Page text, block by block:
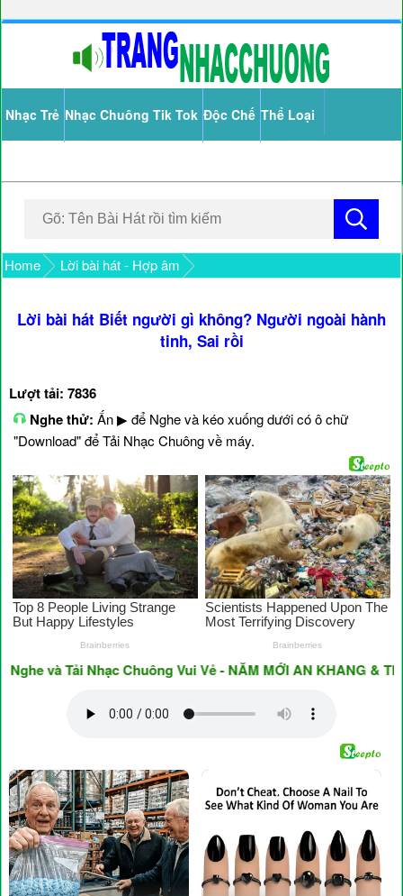
Nhạc Trẻ Nhạc Chuông Tik Tok Độc Chế Thể Loại
Home Lời bài hát - Hợp âm
Lời bài hát Biết người gì không? Người ngoài hành
tinh, Sai rồi
Lượt tải: 7836
Nghe thử: Ấn ▶ để Nghe và kéo xuống dưới có ô chữ
"Download" để Tải Nhạc Chuông về máy.
Tải Nhạc Chuông Vui Vẻ - NĂM MỚI AN KHANG & THỊNH